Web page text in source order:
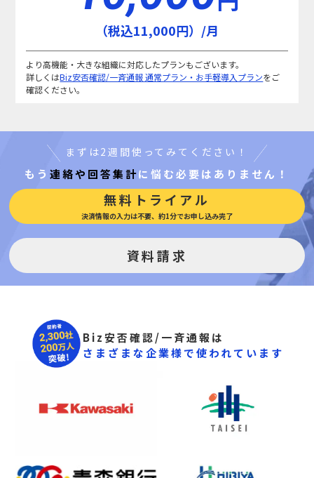
（税込11,000円）/月
より高機能・大きな組織に対応したプランもございます。
詳しくはBiz安否確認/一斉通報 通常プラン・お手軽導入プランをご
確認ください。
まずは2週間使ってみてください！
もう 連絡や回答集計に悩む必要はありません！
無料トライアル
決済情報の入力は不要、約1分でお申し込み完了
資料請求
Biz安否確認/一斉通報は
さまざまな企業様で使われています